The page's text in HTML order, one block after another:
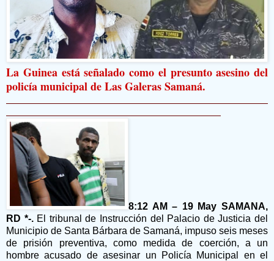
La Guinea está señalado como el presunto asesino del
policía municipal de Las Galeras Samaná.
8:12 AM – 19 May SAMANA,
RD *-. El tribunal de Instrucción del Palacio de Justicia del
Municipio de Santa Bárbara de Samaná, impuso seis meses
de prisión preventiva, como medida de coerción, a un
hombre acusado de asesinar un Policía Municipal en el